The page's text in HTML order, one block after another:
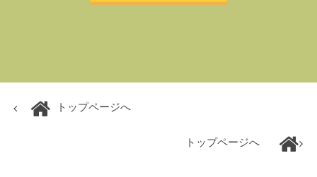
トップページへ
トップページへ